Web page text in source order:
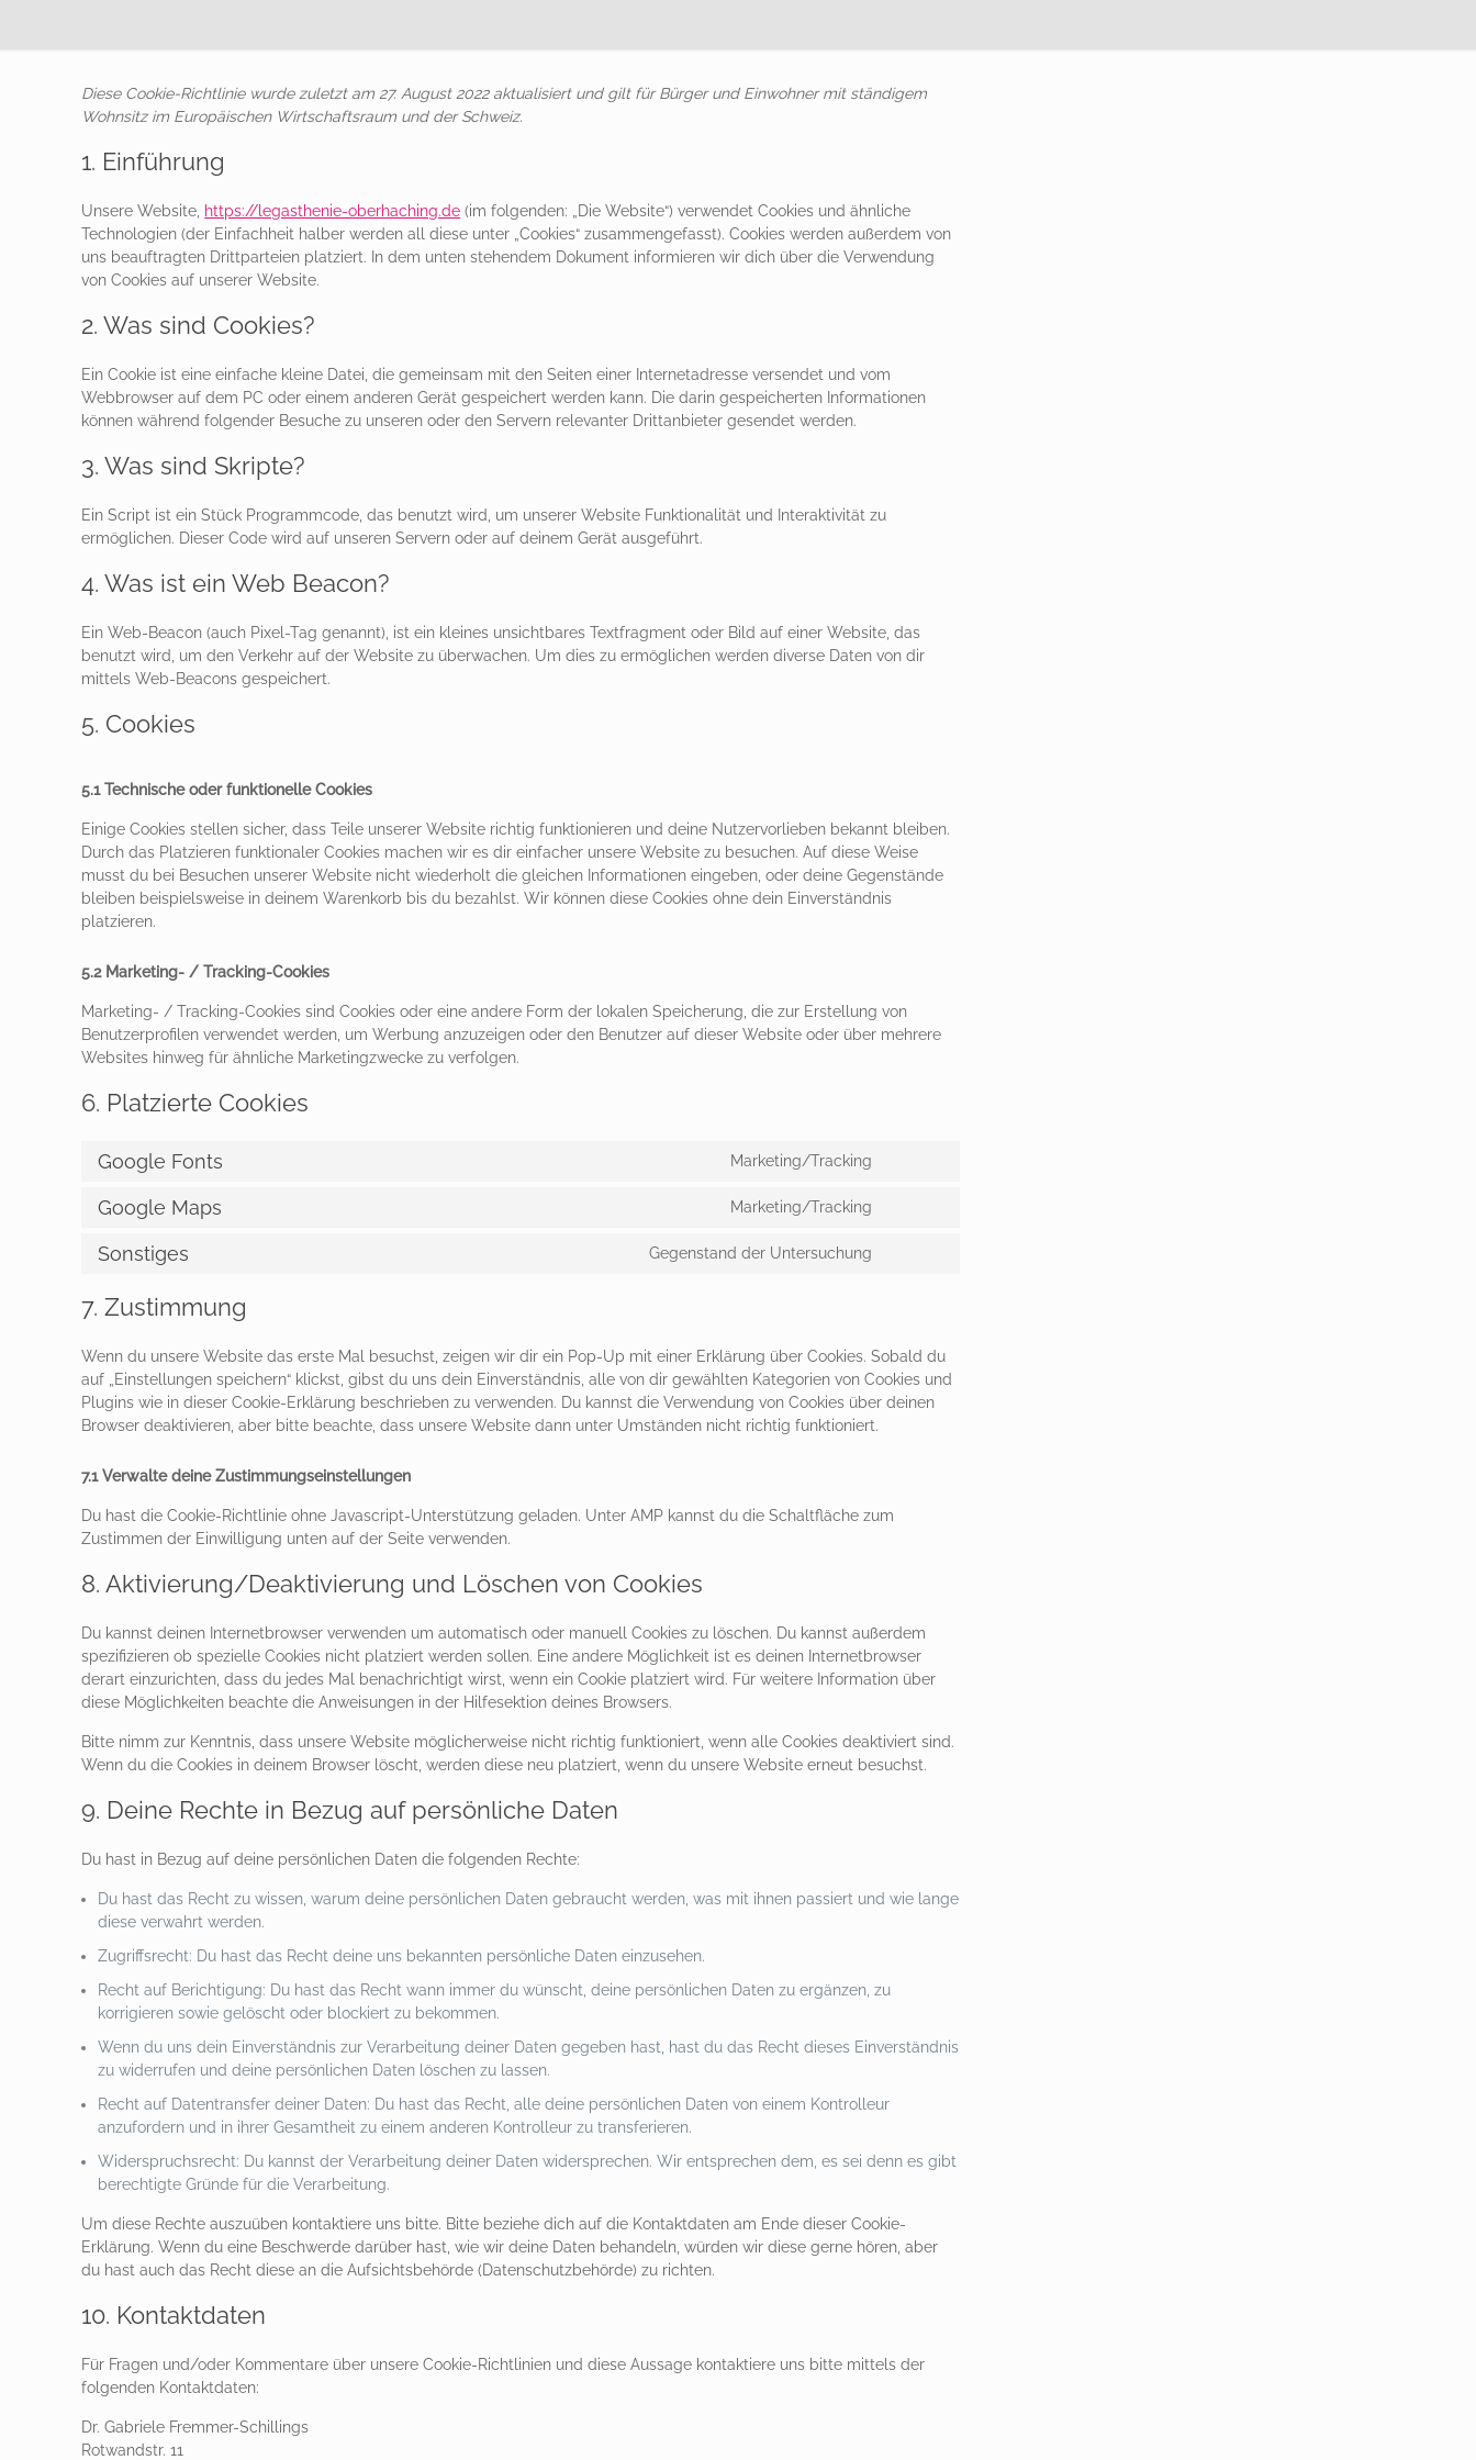
Diese Cookie-Richtlinie wurde zuletzt am 27. August 2022 aktualisiert und gilt für Bürger und Einwohner mit ständigem
Wohnsitz im Europäischen Wirtschaftsraum und der Schweiz.
1. Einführung
Unsere Website, https://legasthenie-oberhaching.de (im folgenden: „Die Website“) verwendet Cookies und ähnliche
Technologien (der Einfachheit halber werden all diese unter „Cookies“ zusammengefasst). Cookies werden außerdem von
uns beauftragten Drittparteien platziert. In dem unten stehendem Dokument informieren wir dich über die Verwendung
von Cookies auf unserer Website.
2. Was sind Cookies?
Ein Cookie ist eine einfache kleine Datei, die gemeinsam mit den Seiten einer Internetadresse versendet und vom
Webbrowser auf dem PC oder einem anderen Gerät gespeichert werden kann. Die darin gespeicherten Informationen
können während folgender Besuche zu unseren oder den Servern relevanter Drittanbieter gesendet werden.
3. Was sind Skripte?
Ein Script ist ein Stück Programmcode, das benutzt wird, um unserer Website Funktionalität und Interaktivität zu
ermöglichen. Dieser Code wird auf unseren Servern oder auf deinem Gerät ausgeführt.
4. Was ist ein Web Beacon?
Ein Web-Beacon (auch Pixel-Tag genannt), ist ein kleines unsichtbares Textfragment oder Bild auf einer Website, das
benutzt wird, um den Verkehr auf der Website zu überwachen. Um dies zu ermöglichen werden diverse Daten von dir
mittels Web-Beacons gespeichert.
5. Cookies
5.1 Technische oder funktionelle Cookies
Einige Cookies stellen sicher, dass Teile unserer Website richtig funktionieren und deine Nutzervorlieben bekannt bleiben.
Durch das Platzieren funktionaler Cookies machen wir es dir einfacher unsere Website zu besuchen. Auf diese Weise
musst du bei Besuchen unserer Website nicht wiederholt die gleichen Informationen eingeben, oder deine Gegenstände
bleiben beispielsweise in deinem Warenkorb bis du bezahlst. Wir können diese Cookies ohne dein Einverständnis
platzieren.
5.2 Marketing- / Tracking-Cookies
Marketing- / Tracking-Cookies sind Cookies oder eine andere Form der lokalen Speicherung, die zur Erstellung von
Benutzerprofilen verwendet werden, um Werbung anzuzeigen oder den Benutzer auf dieser Website oder über mehrere
Websites hinweg für ähnliche Marketingzwecke zu verfolgen.
6. Platzierte Cookies
Google Fonts Marketing/Tracking
Google Maps Marketing/Tracking
Sonstiges Gegenstand der Untersuchung
7. Zustimmung
Wenn du unsere Website das erste Mal besuchst, zeigen wir dir ein Pop-Up mit einer Erklärung über Cookies. Sobald du
auf „Einstellungen speichern“ klickst, gibst du uns dein Einverständnis, alle von dir gewählten Kategorien von Cookies und
Plugins wie in dieser Cookie-Erklärung beschrieben zu verwenden. Du kannst die Verwendung von Cookies über deinen
Browser deaktivieren, aber bitte beachte, dass unsere Website dann unter Umständen nicht richtig funktioniert.
7.1 Verwalte deine Zustimmungseinstellungen
Du hast die Cookie-Richtlinie ohne Javascript-Unterstützung geladen. Unter AMP kannst du die Schaltfläche zum
Zustimmen der Einwilligung unten auf der Seite verwenden.
8. Aktivierung/Deaktivierung und Löschen von Cookies
Du kannst deinen Internetbrowser verwenden um automatisch oder manuell Cookies zu löschen. Du kannst außerdem
spezifizieren ob spezielle Cookies nicht platziert werden sollen. Eine andere Möglichkeit ist es deinen Internetbrowser
derart einzurichten, dass du jedes Mal benachrichtigt wirst, wenn ein Cookie platziert wird. Für weitere Information über
diese Möglichkeiten beachte die Anweisungen in der Hilfesektion deines Browsers.
Bitte nimm zur Kenntnis, dass unsere Website möglicherweise nicht richtig funktioniert, wenn alle Cookies deaktiviert sind.
Wenn du die Cookies in deinem Browser löscht, werden diese neu platziert, wenn du unsere Website erneut besuchst.
9. Deine Rechte in Bezug auf persönliche Daten
Du hast in Bezug auf deine persönlichen Daten die folgenden Rechte:
Du hast das Recht zu wissen, warum deine persönlichen Daten gebraucht werden, was mit ihnen passiert und wie lange
diese verwahrt werden.
Zugriffsrecht: Du hast das Recht deine uns bekannten persönliche Daten einzusehen.
Recht auf Berichtigung: Du hast das Recht wann immer du wünscht, deine persönlichen Daten zu ergänzen, zu
korrigieren sowie gelöscht oder blockiert zu bekommen.
Wenn du uns dein Einverständnis zur Verarbeitung deiner Daten gegeben hast, hast du das Recht dieses Einverständnis
zu widerrufen und deine persönlichen Daten löschen zu lassen.
Recht auf Datentransfer deiner Daten: Du hast das Recht, alle deine persönlichen Daten von einem Kontrolleur
anzufordern und in ihrer Gesamtheit zu einem anderen Kontrolleur zu transferieren.
Widerspruchsrecht: Du kannst der Verarbeitung deiner Daten widersprechen. Wir entsprechen dem, es sei denn es gibt
berechtigte Gründe für die Verarbeitung.
Um diese Rechte auszuüben kontaktiere uns bitte. Bitte beziehe dich auf die Kontaktdaten am Ende dieser Cookie-
Erklärung. Wenn du eine Beschwerde darüber hast, wie wir deine Daten behandeln, würden wir diese gerne hören, aber
du hast auch das Recht diese an die Aufsichtsbehörde (Datenschutzbehörde) zu richten.
10. Kontaktdaten
Für Fragen und/oder Kommentare über unsere Cookie-Richtlinien und diese Aussage kontaktiere uns bitte mittels der
folgenden Kontaktdaten:
Dr. Gabriele Fremmer-Schillings
Rotwandstr. 11